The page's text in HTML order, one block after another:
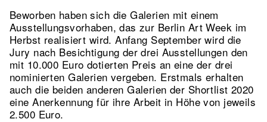
Beworben haben sich die Galerien mit einem
Ausstellungsvorhaben, das zur Berlin Art Week im
Herbst realisiert wird. Anfang September wird die
Jury nach Besich­tigung der drei Ausstellungen den
mit 10.000 Euro dotierten Preis an eine der drei
nominierten Galerien vergeben. Erstmals erhalten
auch die beiden anderen Galerien der Shortlist 2020
eine Anerkennung für ihre Arbeit in Höhe von jeweils
2.500 Euro.